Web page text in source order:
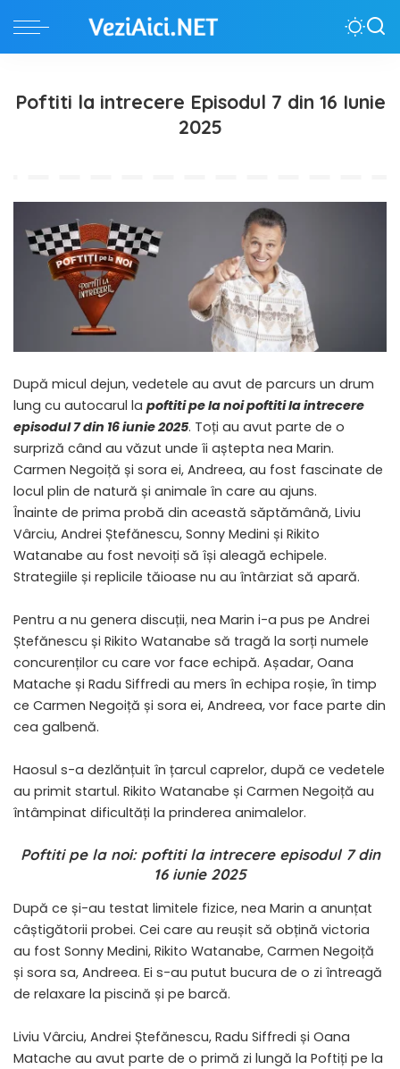
Poftiti la intrecere Episodul 7 din 16 Iunie
2025
După micul dejun, vedetele au avut de parcurs un drum
lung cu autocarul la poftiti pe la noi poftiti la intrecere
episodul 7 din 16 iunie 2025. Toți au avut parte de o
surpriză când au văzut unde îi aștepta nea Marin.
Carmen Negoiță și sora ei, Andreea, au fost fascinate de
locul plin de natură și animale în care au ajuns.
Înainte de prima probă din această săptămână, Liviu
Vârciu, Andrei Ștefănescu, Sonny Medini și Rikito
Watanabe au fost nevoiți să își aleagă echipele.
Strategiile și replicile tăioase nu au întârziat să apară.
Pentru a nu genera discuții, nea Marin i-a pus pe Andrei
Ștefănescu și Rikito Watanabe să tragă la sorți numele
concurenților cu care vor face echipă. Așadar, Oana
Matache și Radu Siffredi au mers în echipa roșie, în timp
ce Carmen Negoiță și sora ei, Andreea, vor face parte din
cea galbenă.
Haosul s-a dezlănțuit în țarcul caprelor, după ce vedetele
au primit startul. Rikito Watanabe și Carmen Negoiță au
întâmpinat dificultăți la prinderea animalelor.
Poftiti pe la noi: poftiti la intrecere episodul 7 din
16 iunie 2025
După ce și-au testat limitele fizice, nea Marin a anunțat
câștigătorii probei. Cei care au reușit să obțină victoria
au fost Sonny Medini, Rikito Watanabe, Carmen Negoiță
și sora sa, Andreea. Ei s-au putut bucura de o zi întreagă
de relaxare la piscină și pe barcă.
Liviu Vârciu, Andrei Ștefănescu, Radu Siffredi și Oana
Matache au avut parte de o primă zi lungă la Poftiți pe la